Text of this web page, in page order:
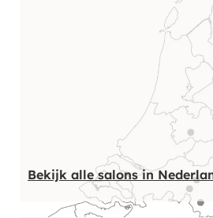
Bekijk alle salons in